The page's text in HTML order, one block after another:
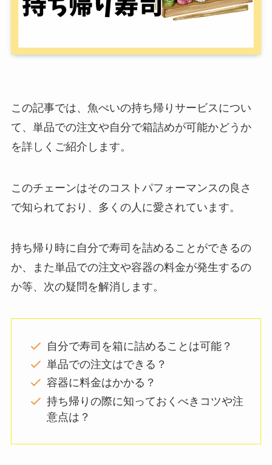
この記事では、魚べいの持ち帰りサービスについ
て、単品での注文や自分で箱詰めが可能かどうか
を詳しくご紹介します。
このチェーンはそのコストパフォーマンスの良さ
で知られており、多くの人に愛されています。
持ち帰り時に自分で寿司を詰めることができるの
か、また単品での注文や容器の料金が発生するの
か等、次の疑問を解消します。
自分で寿司を箱に詰めることは可能？
単品での注文はできる？
容器に料金はかかる？
持ち帰りの際に知っておくべきコツや注
意点は？